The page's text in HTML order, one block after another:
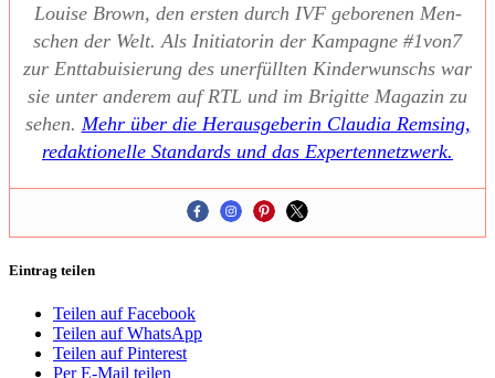
Loui­se Brown, den ers­ten durch IVF gebo­re­nen Men­
schen der Welt. Als Initia­to­rin der Kam­pa­gne #1von7
zur Ent­ta­bui­sie­rung des uner­füll­ten Kin­der­wunschs war
sie unter ande­rem auf RTL und im Bri­git­te Maga­zin zu
sehen. Mehr über die Her­aus­ge­be­rin Clau­dia Rem­sing,
redak­tio­nel­le Stan­dards und das Exper­ten­netz­werk.
Eintrag teilen
Teilen auf Facebook
Teilen auf WhatsApp
Teilen auf Pinterest
Per E-Mail teilen